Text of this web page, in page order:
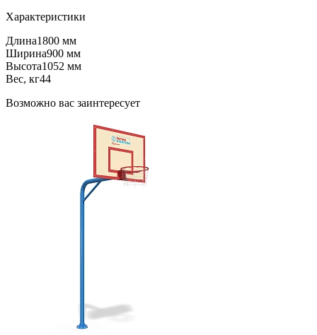
Характеристики
Длина1800 мм
Ширина900 мм
Высота1052 мм
Вес, кг44
Возможно вас заинтересует